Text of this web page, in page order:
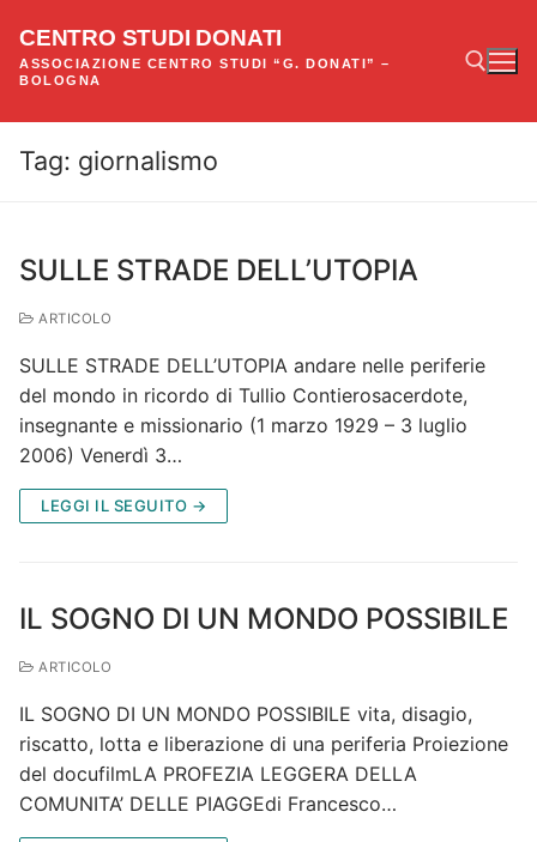
contenuto
CENTRO STUDI DONATI
ASSOCIAZIONE CENTRO STUDI “G. DONATI” –
BOLOGNA
Tag: giornalismo
SULLE STRADE DELL’UTOPIA
ARTICOLO
SULLE STRADE DELL’UTOPIA andare nelle periferie
del mondo in ricordo di Tullio Contierosacerdote,
insegnante e missionario (1 marzo 1929 – 3 luglio
2006) Venerdì 3…
LEGGI IL SEGUITO →
IL SOGNO DI UN MONDO POSSIBILE
ARTICOLO
IL SOGNO DI UN MONDO POSSIBILE vita, disagio,
riscatto, lotta e liberazione di una periferia Proiezione
del docufilmLA PROFEZIA LEGGERA DELLA
COMUNITA’ DELLE PIAGGEdi Francesco…